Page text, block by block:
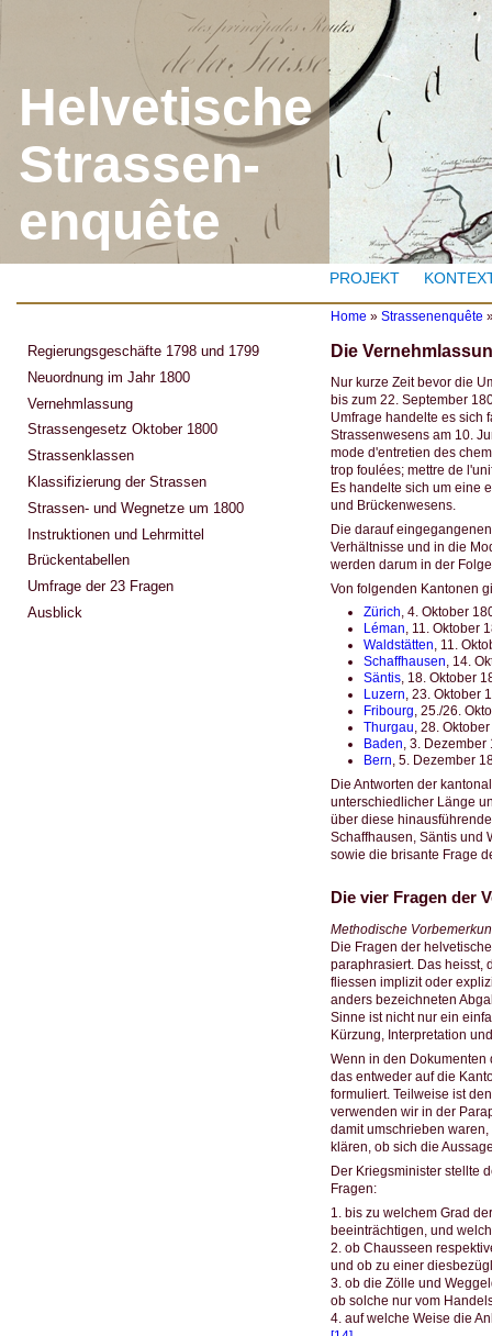
Helvetische
Strassen-
enquête
PROJEKT
Y
o
u
a
r
e
h
e
r
e
Home » Strassenenquête
Die
Nur kurze Zeit bevor die
bis zum 22. September
Umfrage handelte es sich
Strassenwesens am 10.
mode d'entretien des
trop foulées; mettre de
Es handelte sich um eine
und Brückenwesens.
Die darauf
Verhältnisse und in die
werden darum in der
Von folgenden Kantonen
Zürich, 4. Oktober
Léman, 11. Oktober
Waldstätten, 11.
Schaffhausen, 14.
Säntis, 18. Oktober
Luzern, 23. Oktober
Fribourg, 25./26.
Thurgau, 28.
Baden, 3. Dezember
Bern, 5. Dezember
Die Antworten der
unterschiedlicher Länge
über diese
Schaffhausen, Säntis und
sowie die brisante Frage
Die vier Fragen der
Methodische
Die Fragen der
paraphrasiert. Das heisst,
fliessen implizit oder
anders bezeichneten
Sinne ist nicht nur ein
Kürzung, Interpretation
Wenn in den Dokumenten
das entweder auf die
formuliert. Teilweise ist
verwenden wir in der
damit umschrieben
klären, ob sich die
Der Kriegsminister stellte
Fragen:
1. bis zu welchem Grad
beeinträchtigen, und
2. ob Chausseen
und ob zu einer
3. ob die Zölle und
ob solche nur vom
4. auf welche Weise die
Regierungsgeschäfte 1798 und 1799
Neuordnung im Jahr 1800
Vernehmlassung
Strassengesetz Oktober 1800
Strassenklassen
Klassifizierung der Strassen
Strassen- und Wegnetze um 1800
Instruktionen und Lehrmittel
Brückentabellen
Umfrage der 23 Fragen
Ausblick